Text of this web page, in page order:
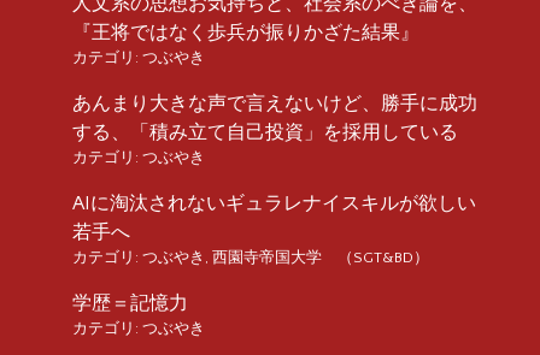
『王将ではなく歩兵が振りかざた結果』
カテゴリ: つぶやき
あんまり大きな声で言えないけど、勝手に成功
する、「積み立て自己投資」を採用している
カテゴリ: つぶやき
AIに淘汰されないギュラレナイスキルが欲しい
若手へ
カテゴリ: つぶやき , 西園寺帝国大学 （SGT&BD）
学歴＝記憶力
カテゴリ: つぶやき